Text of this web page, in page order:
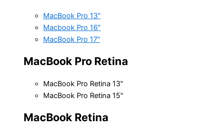
MacBook Pro 13"
Macbook Pro 16"
MacBook Pro 17"
MacBook Pro Retina
MacBook Pro Retina 13"
MacBook Pro Retina 15"
MacBook Retina